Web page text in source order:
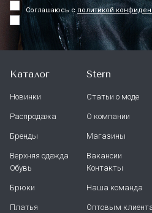
Соглашаюсь с политикой
Каталог
Новинки
Распродажа
Бренды
Верхняя одежда
Обувь
Брюки
Платья
Stern
Статьи о моде
О компании
Магазины
Вакансии
Контакты
Наша команда
Оптовым